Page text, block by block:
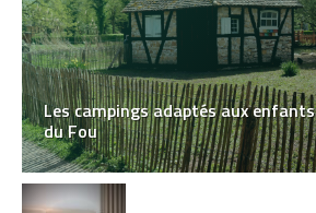
Les campings adaptés aux
du Fou